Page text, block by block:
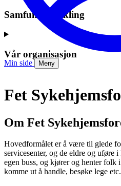
Min side Meny
Samfunnsutvikling
Vår organisasjon
Fet
Om Fet
Hovedformålet er å være til glede
servicesenter, og de eldre og uføre
egen buss, og kjører og henter folk
komme ut å handle, besøke lege etc.